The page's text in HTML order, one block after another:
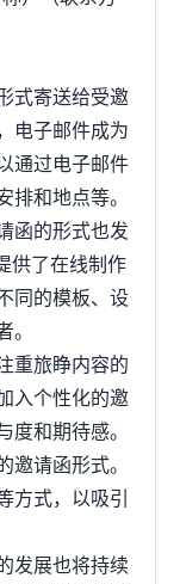
式寄送给受邀
电子邮件成为
通过电子邮件
和地点等。
函的形式也发
供了在线制作
同的模板、设
重旅睁内容的
入个性化的邀
和期待感。
请函形式。
方式，以吸引
发展也将持续